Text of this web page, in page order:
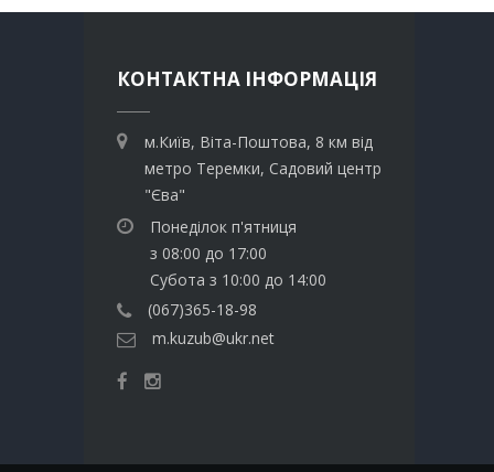
КОНТАКТНА ІНФОРМАЦІЯ
м.Київ, Віта-Поштова, 8 км від
метро Теремки, Садовий центр
"Єва"
Понеділок п'ятниця
з 08:00 до 17:00
Субота з 10:00 до 14:00
(067)365-18-98
m.kuzub@ukr.net